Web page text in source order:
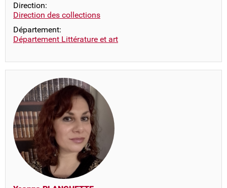
Direction:
Direction des collections
Département:
Département Littérature et art